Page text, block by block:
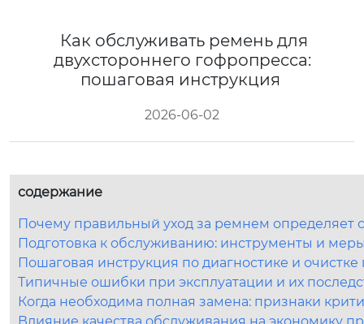
Как обслуживать ремень для
двухстороннего гофропресса:
пошаговая инструкция
2026-06-02
содержание
Почему правильный уход за ремнем определяет
Подготовка к обслуживанию: инструменты и
Пошаговая инструкция по диагностике и
Типичные ошибки при эксплуатации и их
Когда необходима полная замена: признаки